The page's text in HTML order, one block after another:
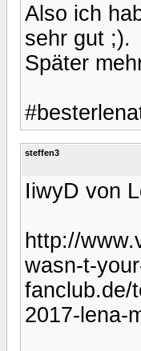
Also ich
sehr gut ;).
Später
steffen3
IiwyD von
http://
wasn-t-
fanclub.de/
2017-lena-